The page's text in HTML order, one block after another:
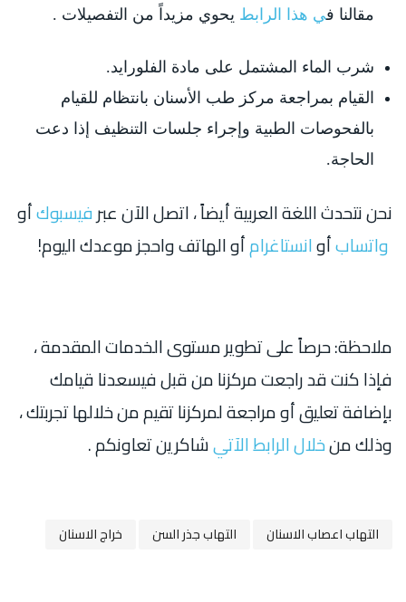
مقالنا في هذا الرابط يحوي مزيداً من التفصيلات .
شرب الماء المشتمل على مادة الفلورايد.
القيام بمراجعة مركز طب الأسنان بانتظام للقيام
بالفحوصات الطبية وإجراء جلسات التنظيف إذا دعت
الحاجة.
نحن نتحدث اللغة العربية أيضاً ، اتصل الآن عبرفيسبوكأو
واتسابأوانستاغرامأو الهاتف واحجز موعدك اليوم!
ملاحظة: حرصاً على تطوير مستوى الخدمات المقدمة ،
فإذا كنت قد راجعت مركزنا من قبل فيسعدنا قيامك
بإضافة تعليق أو مراجعة لمركزنا تقيم من خلالها تجربتك ،
وذلك منخلال الرابط الآتيشاكرين تعاونكم .
التهاب اعصاب الاسنان التهاب جذر السن خراج الاسنان